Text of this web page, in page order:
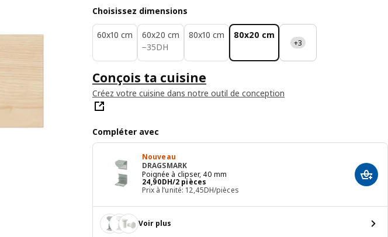
Choisissez dimensions
60x10 cm
60x20 cm
−35DH
35DH
80x10 cm 80x20 cm
+3
Conçois ta cuisine
Créez votre cuisine dans notre outil de conception
Compléter avec
Nouveau
DRAGSMARK
Poignée à clipser, 40 mm
24,90DH/2 pièces
24,90DH/2 pièces
Prix à l’unité: 12,45DH/pièces
Voir plus